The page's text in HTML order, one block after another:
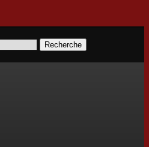
Départ
du roman noir au